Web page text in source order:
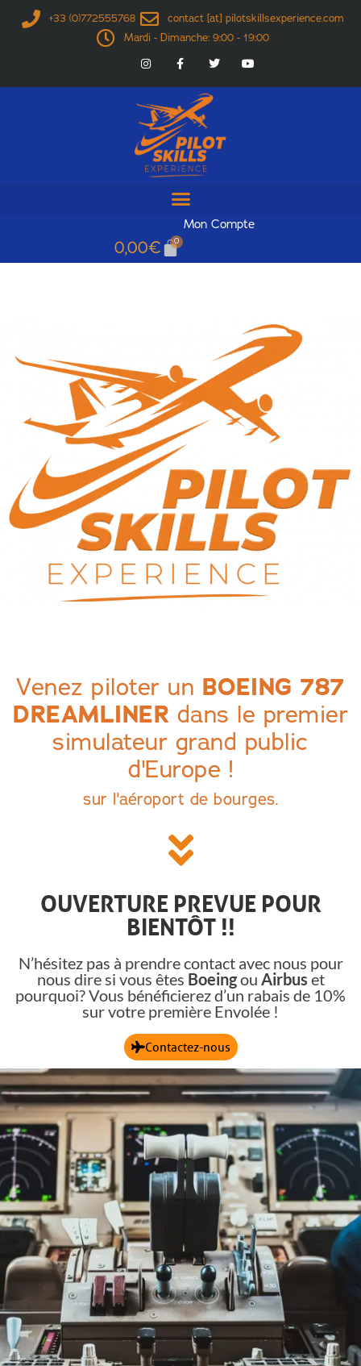
+33 (0)772555768
contact [at] pilotskillsexperience.com
Mardi - Dimanche: 9:00 - 19:00
Mon Compte
0,00€ 0
Venez piloter un BOEING 787
DREAMLINER dans le premier
simulateur grand public
d'Europe !
sur l'aéroport de bourges.
OUVERTURE PREVUE POUR
BIENTÔT !!
N’hésitez pas à prendre contact avec nous pour
nous dire si vous êtes Boeingou Airbus et
pourquoi? Vous bénéficierez d’un rabais de 10%
sur votre première Envolée !
Contactez-nous